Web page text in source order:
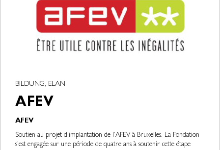
BILDUNG, ELAN
AFEV
AFEV
Soutien au projet d’implantation de l’AFEV à Bruxelles. La Fondation
s’est engagée sur une période de quatre ans à soutenir cette étape